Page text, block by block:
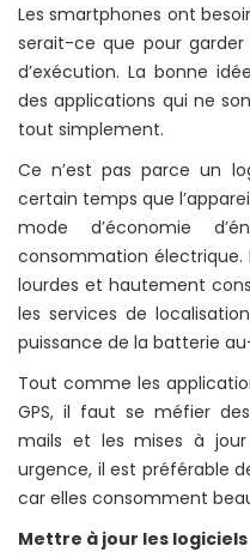
Les smartphones ont
serait-ce que pour garder
d’exécution. La bonne
des applications qui ne
tout simplement.
Ce n’est pas parce un
certain temps que
mode d’économie
consommation électrique.
lourdes et hautement
les services de
puissance de la batterie
Tout comme les
GPS, il faut se méfier
mails et les mises à jour
urgence, il est préférable
car elles consomment
Mettre à jour les logiciels